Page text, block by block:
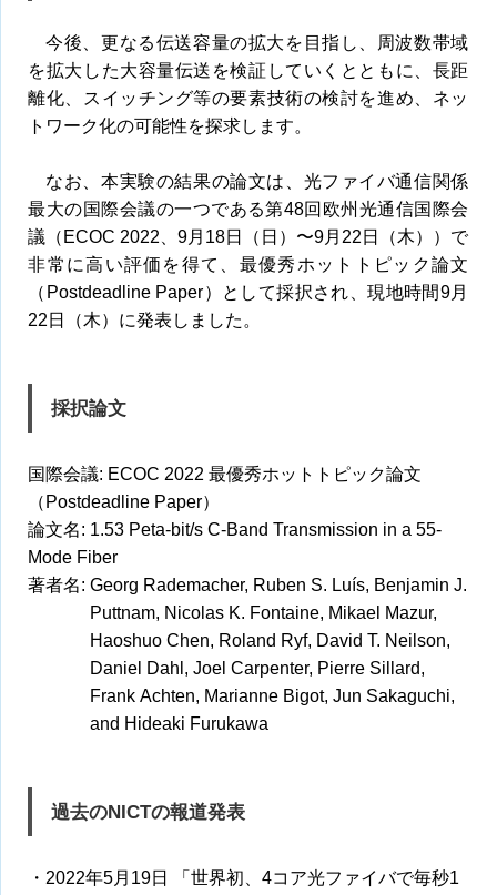
今後、更なる伝送容量の拡大を目指し、周波数帯域
を拡大した大容量伝送を検証していくとともに、長距
離化、スイッチング等の要素技術の検討を進め、ネッ
トワーク化の可能性を探求します。
なお、本実験の結果の論文は、光ファイバ通信関係
最大の国際会議の一つである第48回欧州光通信国際会
議（ECOC 2022、9月18日（日）〜9月22日（木））で
非常に高い評価を得て、最優秀ホットトピック論文
（Postdeadline Paper）として採択され、現地時間9月
22日（木）に発表しました。
採択論文
国際会議: ECOC 2022 最優秀ホットトピック論文
（Postdeadline Paper）
論文名: 1.53 Peta-bit/s C-Band Transmission in a 55-
Mode Fiber
著者名: Georg Rademacher, Ruben S. Luís, Benjamin J.
Puttnam, Nicolas K. Fontaine, Mikael Mazur,
Haoshuo Chen, Roland Ryf, David T. Neilson,
Daniel Dahl, Joel Carpenter, Pierre Sillard,
Frank Achten, Marianne Bigot, Jun Sakaguchi,
and Hideaki Furukawa
過去のNICTの報道発表
・2022年5月19日 「世界初、4コア光ファイバで毎秒1